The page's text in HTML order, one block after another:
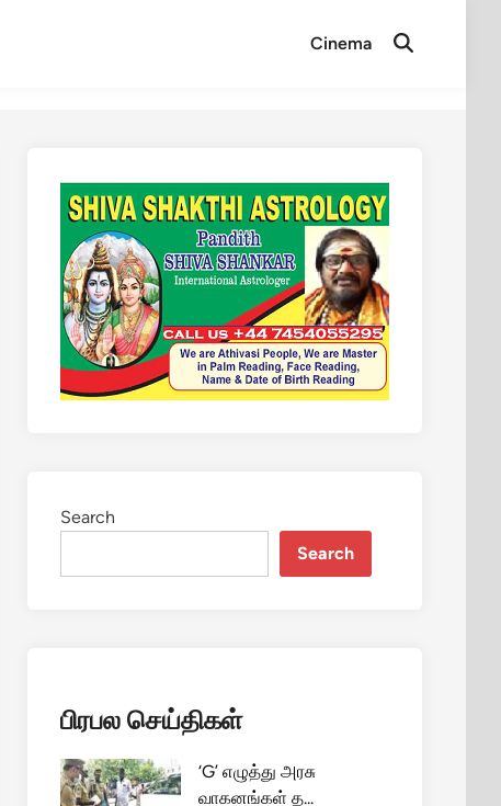
Cinema
Open
Search
Search
பிரபல செய்திகள்
‘G’ எழுத்து அரசு
வாகனங்கள் த...